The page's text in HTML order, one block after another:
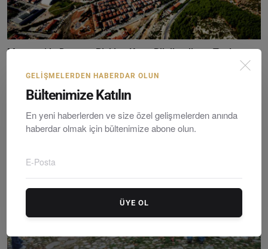
Menteşe’de Deprem Riskine Karşı Bilgilendirme Toplan...
Tuesday, Mayıs 27, 2025
GELIŞMELERDEN HABERDAR OLUN
Bültenimize Katılın
En yeni haberlerden ve size özel gelişmelerden anında
haberdar olmak için bültenimize abone olun.
ÜYE OL